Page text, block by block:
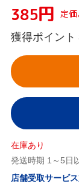
385円 定
獲得ポイント
在庫あり
発送時期 1～5日
店舗受取サービ